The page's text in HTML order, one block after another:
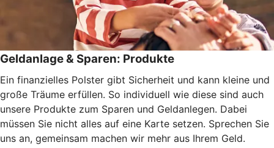
Geldanlage & Sparen: Produkte
Ein finanzielles Polster gibt Sicherheit und kann kleine und
große Träume erfüllen. So individuell wie diese sind auch
unsere Produkte zum Sparen und Geldanlegen. Dabei
müssen Sie nicht alles auf eine Karte setzen. Sprechen Sie
uns an, gemeinsam machen wir mehr aus Ihrem Geld.